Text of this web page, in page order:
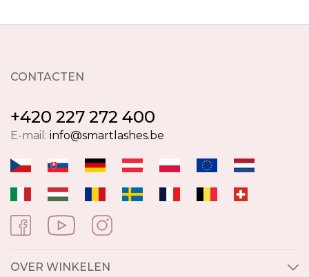
CONTACTEN
+420 227 272 400
E-mail: info@smartlashes.be
OVER WINKELEN